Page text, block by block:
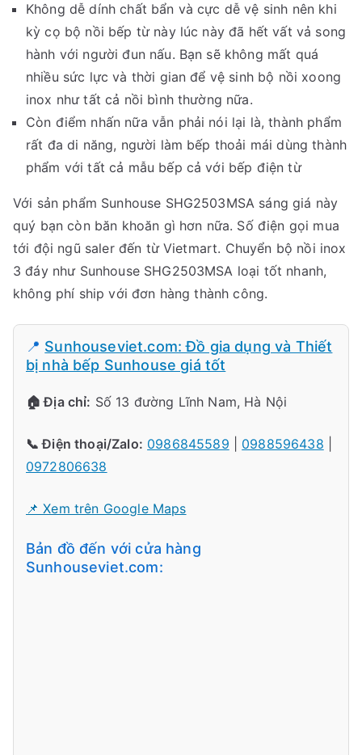
Không dễ dính chất bẩn và cực dễ vệ sinh nên khi
kỳ cọ bộ nồi bếp từ này lúc này đã hết vất vả song
hành với người đun nấu. Bạn sẽ không mất quá
nhiều sức lực và thời gian để vệ sinh bộ nồi xoong
inox như tất cả nồi bình thường nữa.
Còn điểm nhấn nữa vẫn phải nói lại là, thành phẩm
rất đa di năng, người làm bếp thoải mái dùng thành
phẩm với tất cả mẫu bếp cả với bếp điện từ
Với sản phẩm Sunhouse SHG2503MSA sáng giá này
quý bạn còn băn khoăn gì hơn nữa. Số điện gọi mua
tới đội ngũ saler đến từ Vietmart. Chuyển bộ nồi inox
3 đáy như Sunhouse SHG2503MSA loại tốt nhanh,
không phí ship với đơn hàng thành công.
📍 Sunhouseviet.com: Đồ gia dụng và Thiết
bị nhà bếp Sunhouse giá tốt
🏠 Địa chỉ: Số 13 đường Lĩnh Nam, Hà Nội
📞 Điện thoại/Zalo: 0986845589 0988596438
0972806638
📌 Xem trên Google Maps
Bản đồ đến với cửa hàng
Sunhouseviet.com: